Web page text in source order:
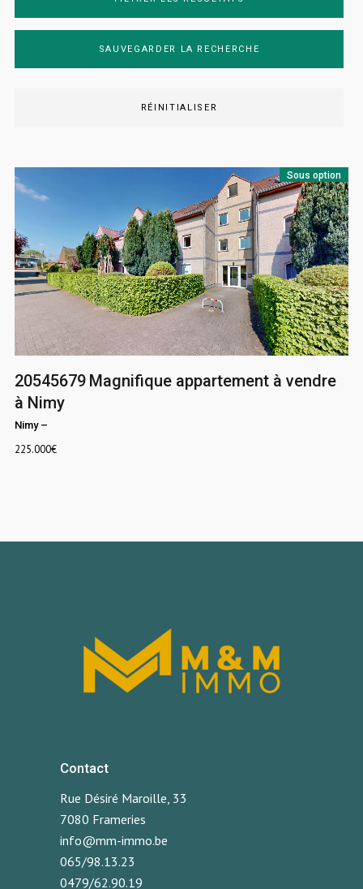
SAUVEGARDER LA RECHERCHE
RÉINITIALISER
Sous option
20545679 Magnifique appartement à vendre
à Nimy
Nimy –
225.000€
Contact
Rue Désiré Maroille, 33
7080 Frameries
info@mm-immo.be
065/98.13.23
0479/62.90.19